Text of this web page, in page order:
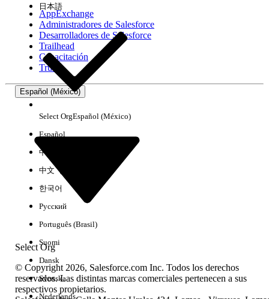
Experiencia
No hay resultados
AppExchange
Administradores de Salesforce
Desarrolladores de Salesforce
Trailhead
Capacitación
Trust
Español (México)
Select Org
日本語
Select OrgEspañol (México)
Español
中文（简体）
中文（繁體）
한국어
Русский
Português (Brasil)
Suomi
Dansk
Svenska
Nederlands
© Copyright 2026, Salesforce.com Inc. Todos los derechos
reservados. Las distintas marcas comerciales pertenecen a sus
respectivos propietarios.